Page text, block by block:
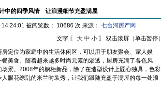
中的四季风情 让浪漫细节充盈满屋
被阅览数： 10686 次 来源： 七台河房产网
文字 〖 大 中 小 〗 双击滚屏（单击暂停）
定位为家庭中的生活休闲区，可以用于朋友聚会、家人娱
美食。随着越来越多时尚元素的渗透，厨房充满了各色风
景。2008年的橱柜新品，除了在造型设计上匠心独具，色彩
眼花缭乱的米兰时装秀，让我们跟随充盈于满屋的每一处浪